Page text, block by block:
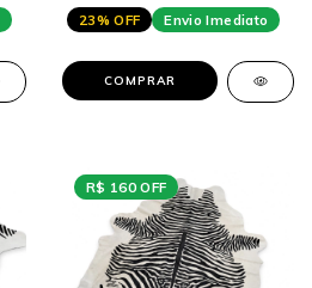
23% OFF
Envio Imediato
COMPRAR
R$ 160 OFF